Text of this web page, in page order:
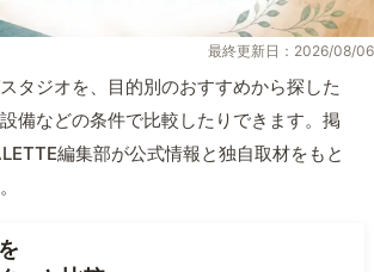
最終更新日：2026/08/06
タジオを、目的別のおすすめから探した
備などの条件で比較したりできます。掲
編集部が公式情報と独自取材をもと